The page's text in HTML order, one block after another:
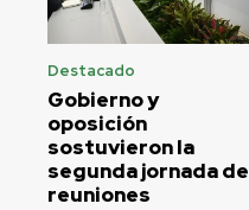
Destacado
Gobierno y
oposición
sostuvieron la
segunda jornada de
reuniones